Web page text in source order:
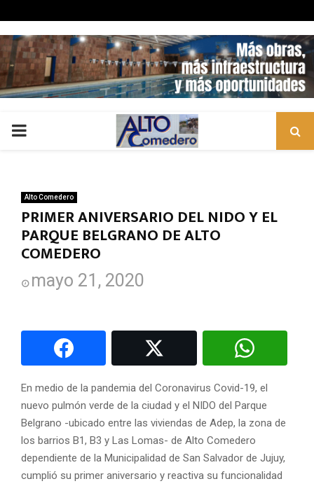
PRIMARY
Alto Comedero
PRIMER ANIVERSARIO DEL NIDO Y EL
PARQUE BELGRANO DE ALTO
COMEDERO
mayo 21, 2020
En medio de la pandemia del Coronavirus Covid-19, el
nuevo pulmón verde de la ciudad y el NIDO del Parque
Belgrano -ubicado entre las viviendas de Adep, la zona de
los barrios B1, B3 y Las Lomas- de Alto Comedero
dependiente de la Municipalidad de San Salvador de Jujuy,
cumplió su primer aniversario y reactiva su funcionalidad